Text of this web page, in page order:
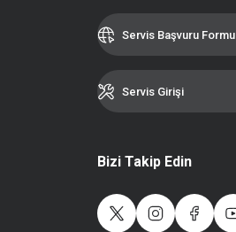
Servis Başvuru Formu
Servis Girişi
Bizi Takip Edin